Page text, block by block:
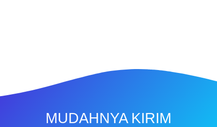
MUDAHNYA KIRIM